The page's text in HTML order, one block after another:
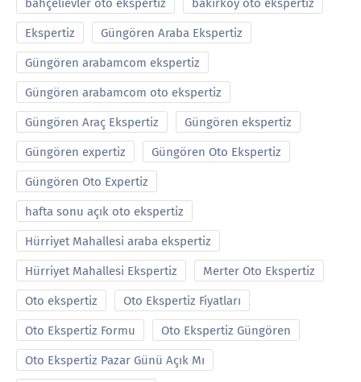
bahçelievler oto ekspertiz bakırköy oto ekspertiz
Ekspertiz Güngören Araba Ekspertiz
Güngören arabamcom ekspertiz
Güngören arabamcom oto ekspertiz
Güngören Araç Ekspertiz Güngören ekspertiz
Güngören expertiz Güngören Oto Ekspertiz
Güngören Oto Expertiz
hafta sonu açık oto ekspertiz
Hürriyet Mahallesi araba ekspertiz
Hürriyet Mahallesi Ekspertiz Merter Oto Ekspertiz
Oto ekspertiz Oto Ekspertiz Fiyatları
Oto Ekspertiz Formu Oto Ekspertiz Güngören
Oto Ekspertiz Pazar Günü Açık Mı